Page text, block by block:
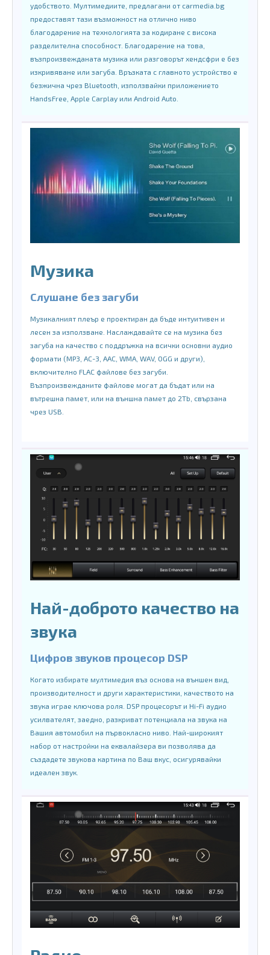
удобството. Мултимедиите, предлагани от carmedia.bg
предоставят тази възможност на отлично ниво
благодарение на технологията за кодиране с висока
разделителна способност. Благодарение на това,
възпроизвежданата музика или разговорът хендсфри е без
изкривяване или загуба. Връзката с главното устройство е
безжична чрез Bluetooth, използвайки приложението
HandsFree, Apple Carplay или Android Auto.
Музика
Слушане без загуби
Музикалният плеър е проектиран да бъде интуитивен и
лесен за използване. Наслаждавайте се на музика без
загуба на качество с поддръжка на всички основни аудио
формати (MP3, AC-3, AAC, WMA, WAV, OGG и други),
включително FLAC файлове без загуби.
Възпроизвежданите файлове могат да бъдат или на
вътрешна памет, или на външна памет до 2Tb, свързана
чрез USB.
Най-доброто качество на
звука
Цифров звуков процесор DSP
Когато избирате мултимедия въз основа на външен вид,
производителност и други характеристики, качеството на
звука играе ключова роля. DSP процесорът и Hi-Fi аудио
усилвателят, заедно, разкриват потенциала на звука на
Вашия автомобил на първокласно ниво. Най-широкият
набор от настройки на еквалайзера ви позволява да
създадете звукова картина по Ваш вкус, осигурявайки
идеален звук.